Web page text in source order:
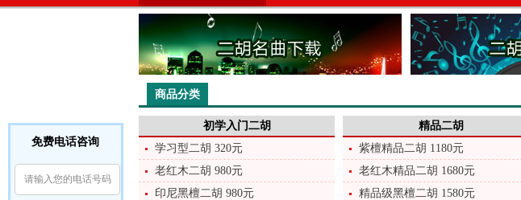
商品分类
初学入门二胡
学习型二胡 320元
老红木二胡 980元
印尼黑檀二胡 980元
精品二胡
紫檀精品二胡 1180元
老红木精品二胡 1680元
精品级黑檀二胡 1580元
免费电话咨询